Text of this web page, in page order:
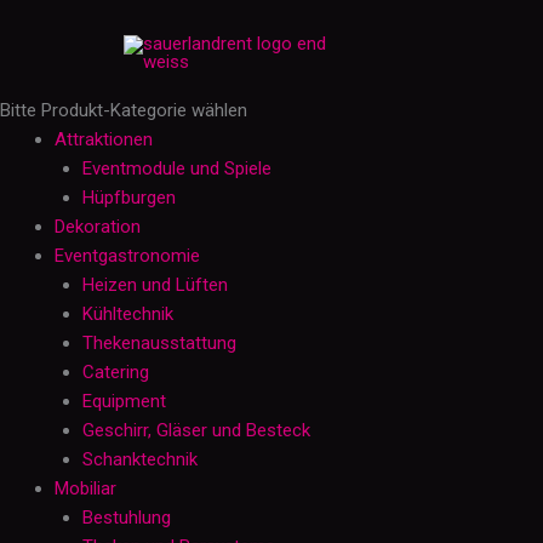
Bitte Produkt-Kategorie wählen
Attraktionen
Eventmodule und Spiele
Hüpfburgen
Dekoration
Eventgastronomie
Heizen und Lüften
Kühltechnik
Thekenausstattung
Catering
Equipment
Geschirr, Gläser und Besteck
Schanktechnik
Mobiliar
Bestuhlung
AS